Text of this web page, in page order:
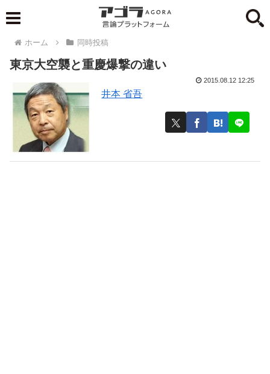
ホーム 同時投稿
東京大空襲と重慶爆撃の違い
井本 省吾
2015.08.12 12:25